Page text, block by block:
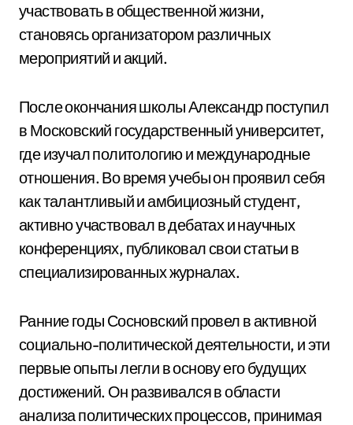
участвовать в общественной жизни,
становясь организатором различных
мероприятий и акций.
После окончания школы Александр поступил
в Московский государственный университет,
где изучал политологию и международные
отношения. Во время учебы он проявил себя
как талантливый и амбициозный студент,
активно участвовал в дебатах и научных
конференциях, публиковал свои статьи в
специализированных журналах.
Ранние годы Сосновский провел в активной
социально-политической деятельности, и эти
первые опыты легли в основу его будущих
достижений. Он развивался в области
анализа политических процессов, принимая